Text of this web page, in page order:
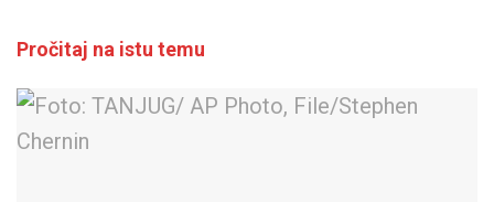
Pročitaj na istu temu